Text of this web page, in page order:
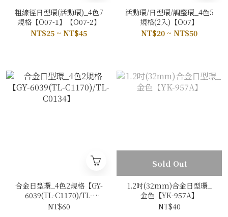
粗線徑日型環(活動環)_4色7
規格【O07-1】【O07-2】
NT$25 ~ NT$45
活動環/日型環/調整環_4色5
規格(2入)【O07】
NT$20 ~ NT$50
合金日型環_4色2規格【GY-
6039(TL-C1170)/TL-
C0134】
NT$60
Sold Out
1.2吋(32mm)合金日型環_
金色【YK-957A】
NT$40